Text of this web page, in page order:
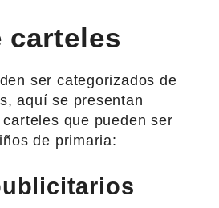
carteles
ser categorizados de
aquí se presentan
que pueden ser
de primaria: